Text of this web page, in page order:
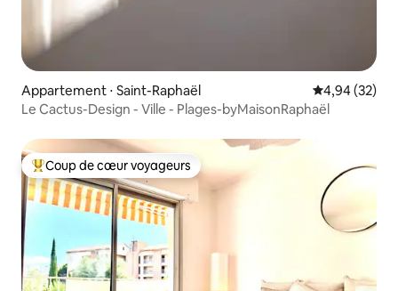
Appartement ⋅ Saint-Raphaël Évaluation
4,94 (32)
Le Cactus-Design - Ville - Plages-byMaisonRaphaël
Coups de cœur voyageurs les plus appréciés
Coup de cœur voyageurs